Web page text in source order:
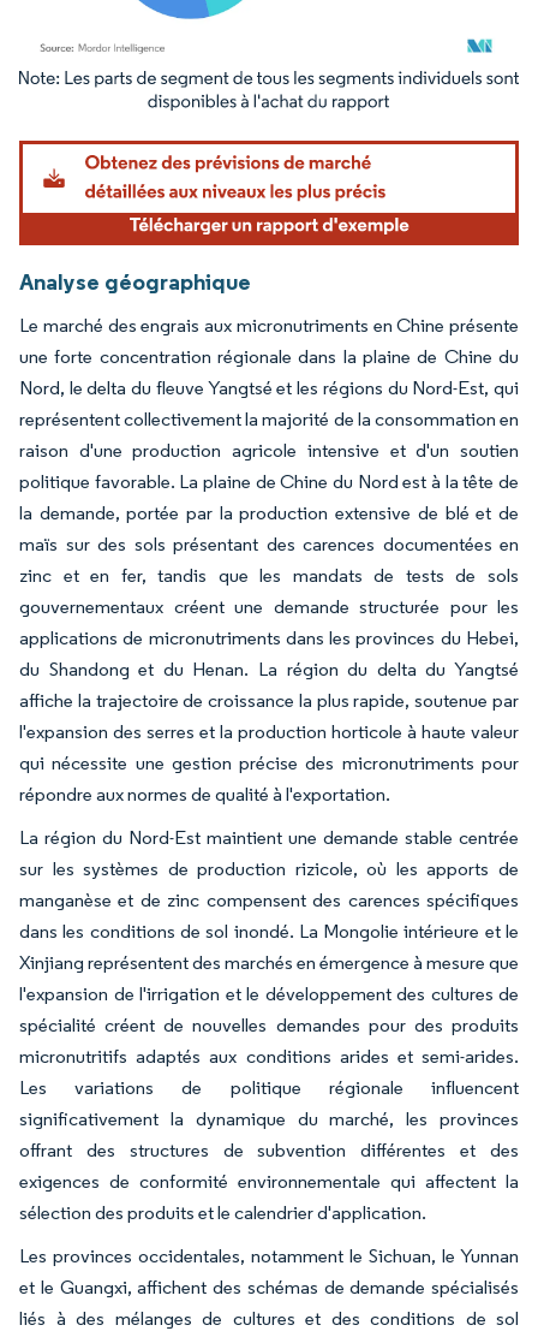
Image © Mordor Intelligence. La réutilisation nécessite une attribution sous CC BY
Analyse géographique
Le marché des engrais aux micronutriments en Chine présente
une forte concentration régionale dans la plaine de Chine du
Nord, le delta du fleuve Yangtsé et les régions du Nord-Est, qui
représentent collectivement la majorité de la consommation en
raison d'une production agricole intensive et d'un soutien
politique favorable. La plaine de Chine du Nord est à la tête de
la demande, portée par la production extensive de blé et de
maïs sur des sols présentant des carences documentées en
zinc et en fer, tandis que les mandats de tests de sols
gouvernementaux créent une demande structurée pour les
applications de micronutriments dans les provinces du Hebei,
du Shandong et du Henan. La région du delta du Yangtsé
affiche la trajectoire de croissance la plus rapide, soutenue par
l'expansion des serres et la production horticole à haute valeur
qui nécessite une gestion précise des micronutriments pour
répondre aux normes de qualité à l'exportation.
La région du Nord-Est maintient une demande stable centrée
sur les systèmes de production rizicole, où les apports de
manganèse et de zinc compensent des carences spécifiques
dans les conditions de sol inondé. La Mongolie intérieure et le
Xinjiang représentent des marchés en émergence à mesure que
l'expansion de l'irrigation et le développement des cultures de
spécialité créent de nouvelles demandes pour des produits
micronutritifs adaptés aux conditions arides et semi-arides.
Les variations de politique régionale influencent
significativement la dynamique du marché, les provinces
offrant des structures de subvention différentes et des
exigences de conformité environnementale qui affectent la
sélection des produits et le calendrier d'application.
Les provinces occidentales, notamment le Sichuan, le Yunnan
et le Guangxi, affichent des schémas de demande spécialisés
liés à des mélanges de cultures et des conditions de sol